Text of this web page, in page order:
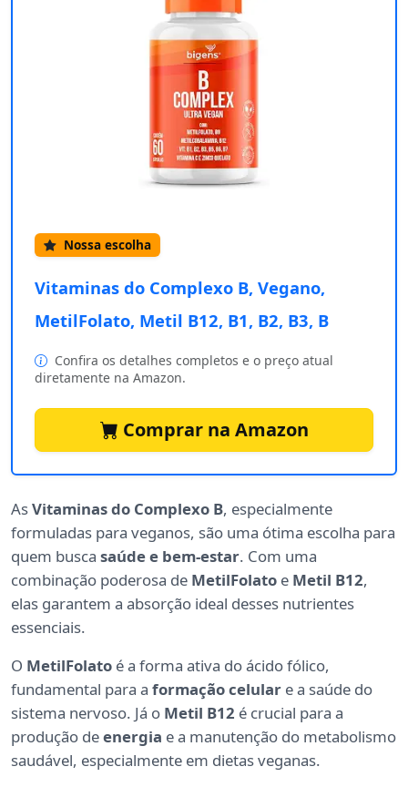
Nossa escolha
Vitaminas do Complexo B, Vegano,
MetilFolato, Metil B12, B1, B2, B3, B
Confira os detalhes completos e o preço atual
diretamente na Amazon.
Comprar na Amazon
AsVitaminas do Complexo B, especialmente
formuladas para veganos, são uma ótima escolha para
quem busca saúde e bem-estar. Com uma
combinação poderosa de MetilFolato e Metil B12,
elas garantem a absorção ideal desses nutrientes
essenciais.
O MetilFolato é a forma ativa do ácido fólico,
fundamental para a formação celular e a saúde do
sistema nervoso. Já o Metil B12 é crucial para a
produção deenergia e a manutenção do metabolismo
saudável, especialmente em dietas veganas.